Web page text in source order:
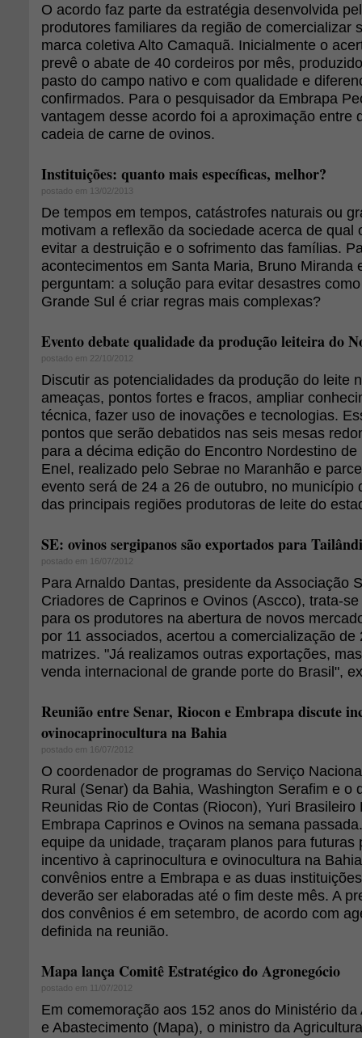
O acordo faz parte da estratégia desenvolvida
produtores familiares da região de comercializar
marca coletiva Alto Camaquã. Inicialmente o
prevê o abate de 40 cordeiros por mês,
pasto do campo nativo e com qualidade e
confirmados. Para o pesquisador da Embrapa
vantagem desse acordo foi a aproximação entre
cadeia de carne de ovinos.
Instituições: quanto mais específicas, melhor?
postado em 13/02/2013
De tempos em tempos, catástrofes naturais ou
motivam a reflexão da sociedade acerca de qual
evitar a destruição e o sofrimento das famílias.
acontecimentos em Santa Maria, Bruno Miranda
perguntam: a solução para evitar desastres
Grande Sul é criar regras mais complexas?
Evento debate qualidade da produção leiteira do
postado em 22/10/2012
Discutir as potencialidades da produção do leite
ameaças, pontos fortes e fracos, ampliar
técnica, fazer uso de inovações e tecnologias.
pontos que serão debatidos nas seis mesas
para a décima edição do Encontro Nordestino
Enel, realizado pelo Sebrae no Maranhão e
evento será de 24 a 26 de outubro, no município
das principais regiões produtoras de leite do
SE: ovinos sergipanos são exportados para
postado em 16/07/2012
Para Arnaldo Dantas, presidente da Associação
Criadores de Caprinos e Ovinos (Ascco), trata-
para os produtores na abertura de novos
por 11 associados, acertou a comercialização
matrizes. "Já realizamos outras exportações,
venda internacional de grande porte do Brasil",
Reunião entre Senar, Riocon e Embrapa discute
ovinocaprinocultura na Bahia
postado em 16/07/2012
O coordenador de programas do Serviço
Rural (Senar) da Bahia, Washington Serafim e o
Reunidas Rio de Contas (Riocon), Yuri Brasileiro
Embrapa Caprinos e Ovinos na semana
equipe da unidade, traçaram planos para futuras
incentivo à caprinocultura e ovinocultura na
convênios entre a Embrapa e as duas
deverão ser elaboradas até o fim deste mês. A
dos convênios é em setembro, de acordo com
definida na reunião.
Mapa lança Comitê Estratégico do Agronegócio
postado em 11/07/2012
Em comemoração aos 152 anos do Ministério
e Abastecimento (Mapa), o ministro da